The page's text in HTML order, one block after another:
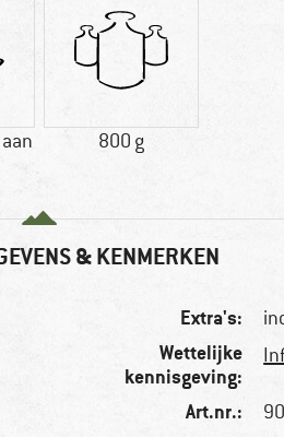
800 g
& KENMERKEN
Extra's:
Wettelijke
kennisgeving:
Art.nr.: